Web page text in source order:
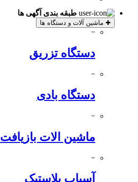
طبقه بندی آگهی ها
✚ ماشین آلات و دستگاه ها
−
دستگاه تزریق
−
دستگاه بادی
−
ماشین الات بازیافت
−
آسیاب پلاستیک